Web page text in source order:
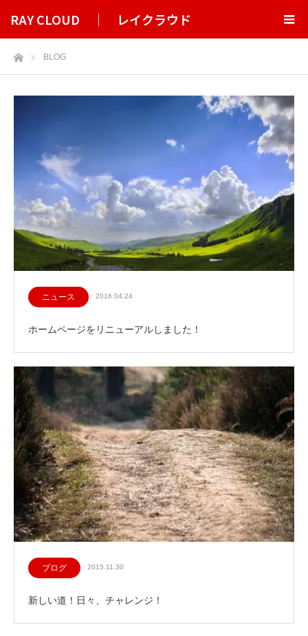
RAY CLOUD ｜ レイクラウド
ホームBLOG
ニュース 2016.04.24
ホームページをリニューアルしました！
ブログ 2015.11.30
新しい道！日々、チャレンジ！